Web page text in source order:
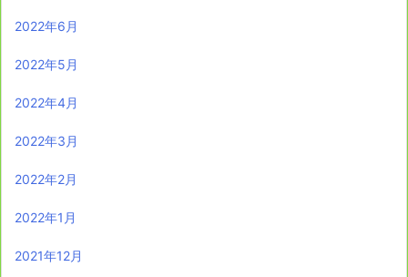
2022年6月
2022年5月
2022年4月
2022年3月
2022年2月
2022年1月
2021年12月